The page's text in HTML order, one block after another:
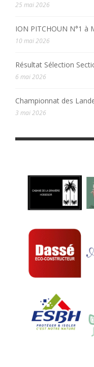
25 mai 2026
ION PITCHOUN N°1 à
10 mai 2026
Résultat Sélection
6 mai 2026
Championnat des
3 mai 2026